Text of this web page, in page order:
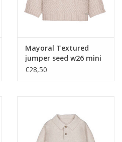
Mayoral Textured
jumper seed w26 mini
€28,50